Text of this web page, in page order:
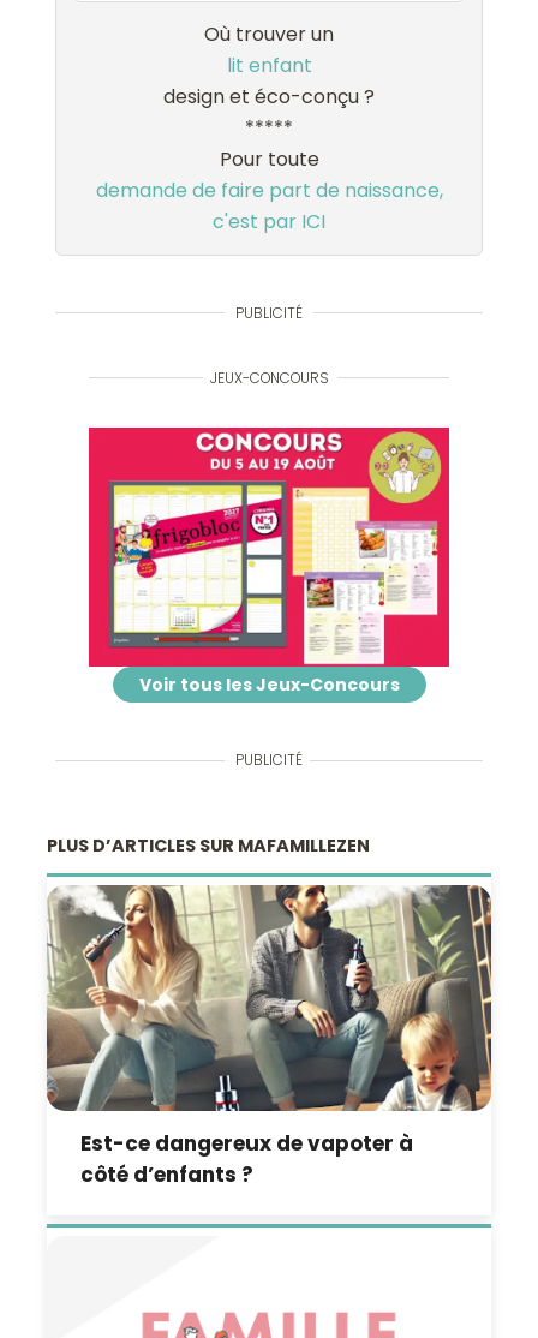
Où trouver un
lit enfant
design et éco-conçu ?
*****
Pour toute
demande de faire part de naissance,
c'est par ICI
PUBLICITÉ
JEUX-CONCOURS
Voir tous les Jeux-Concours
PUBLICITÉ
PLUS D’ARTICLES SUR MAFAMILLEZEN
Est-ce dangereux de vapoter à
côté d’enfants ?